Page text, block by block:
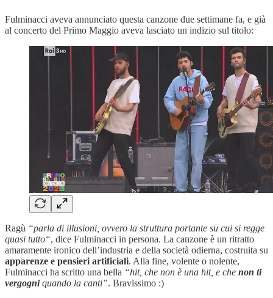
Fulminacci aveva annunciato questa canzone due settimane fa, e già
al concerto del Primo Maggio aveva lasciato un indizio sul titolo:
Ragù “parla di illusioni, ovvero la struttura portante su cui si regge
quasi tutto“, dice Fulminacci in persona. La canzone è un ritratto
amaramente ironico dell’industria e della società odierna, costruita su
apparenze e pensieri artificiali. Alla fine, volente o nolente,
Fulminacci ha scritto una bella “hit, che non è una hit, e che non ti
vergogniquando la canti”. Bravissimo :)